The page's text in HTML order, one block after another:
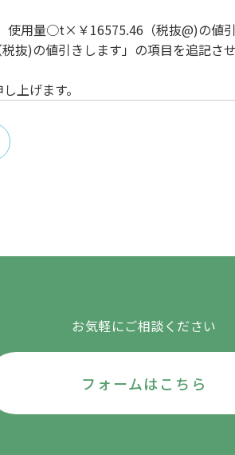
使用量○t×￥16575.46（税抜@)の値引
)の値引きします」の項目を追記さ
上げます。
お気軽にご相談ください
フォームはこちら